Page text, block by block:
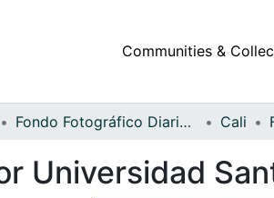
Communities &
Fondo Fotográfico Diario Occidente Cali
Universidad